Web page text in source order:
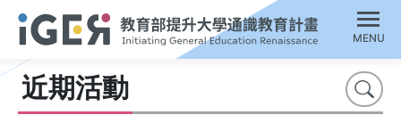
MENU
近期活動 搜尋